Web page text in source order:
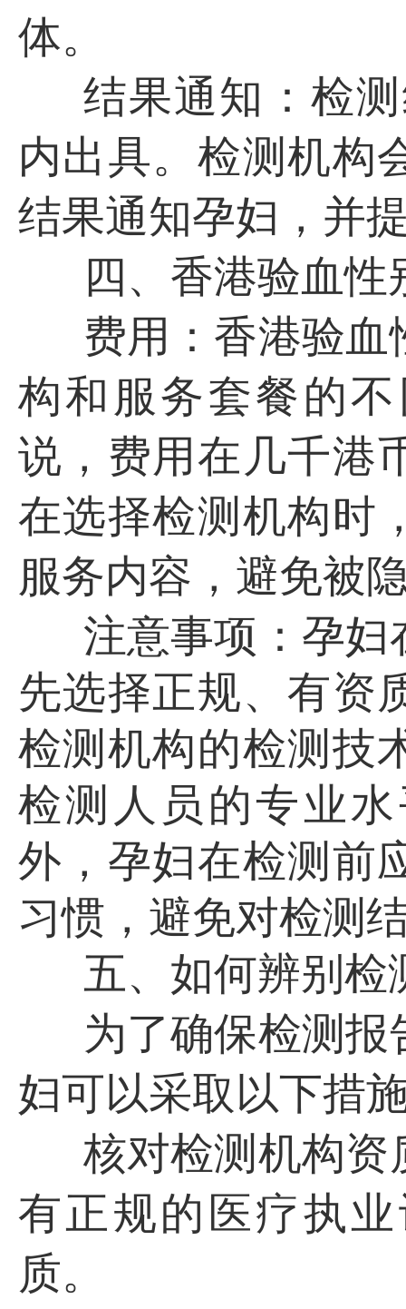
体。
结果通知：检
内出具。检测机构
结果通知孕妇，并
四、香港验血
费用：香港验
构和服务套餐的
说，费用在几千港
在选择检测机构时
服务内容，避免被
注意事项：孕
先选择正规、有资
检测机构的检测技
检测人员的专业
外，孕妇在检测前
习惯，避免对检测
五、如何辨别检
为了确保检测
妇可以采取以下措
核对检测机构资
有正规的医疗执
质。